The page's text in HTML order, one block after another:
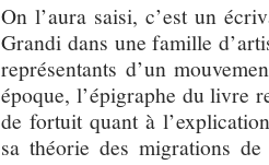
On l’aura saisi, c’est un
Grandi dans une famille
représentants d’un
époque, l’épigraphe du livre
de fortuit quant à
sa théorie des migrations